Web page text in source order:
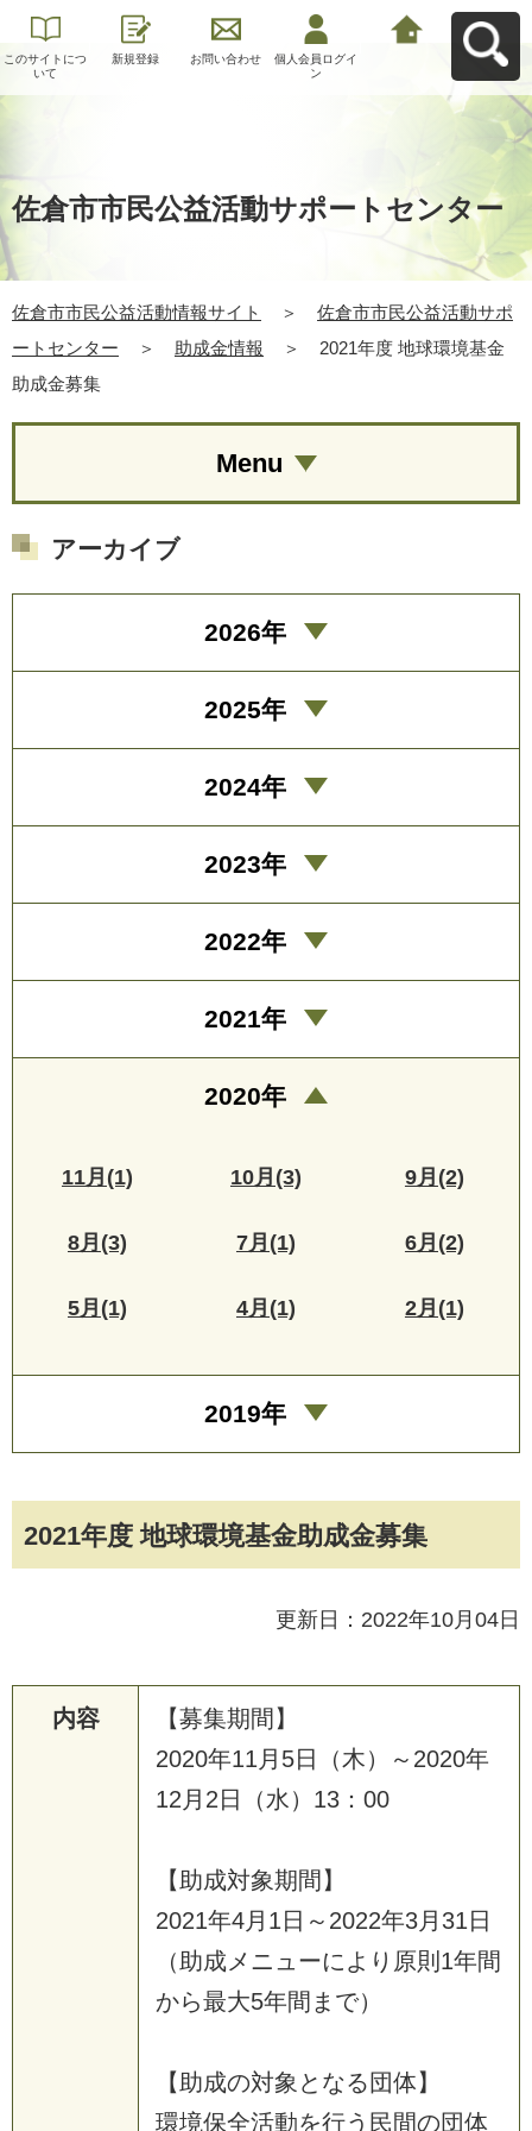
このサイトにつ
いて
新規登録 お問い合わせ
個人会員ログイ
ン
佐倉市市民公益活動サポートセンター
佐倉市市民公益活動情報サイト ＞
佐倉市市民公益活動サポ
ートセンター
＞ 助成金情報 ＞
2021年度 地球環境基金
助成金募集
2021年度 地球環境基金助成金募集
更新日：2022年10月04日
内容 【募集期 間 】
2020年11 月 5日 （木） ～ 2020年
12 月 2 日 （水） 13 ： 00
【 助成対象期 間 】
2021年4月 1 日 ～ 2022年3月 31 日
（ 助成 メ ニ ュ ーに よ り 原則 1年間
から最大5年間 ま で）
【 助成の対象 と なる 団体】
環境保全活動を行う 民間の団体
Menu
アーカイブ
2026年
2025年
2024年
2023年
2022年
2021年
2020年
11月(1) 10月(3) 9月(2)
8月(3) 7月(1) 6月(2)
5月(1) 4月(1) 2月(1)
2019年